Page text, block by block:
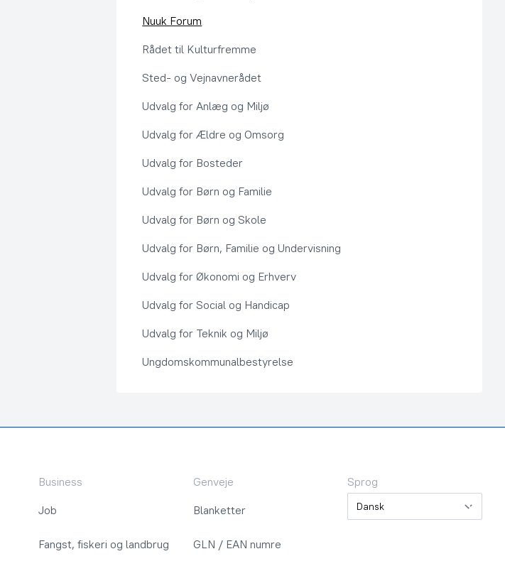
Nuuk Forum
Rådet til Kulturfremme
Sted- og Vejnavnerådet
Udvalg for Anlæg og Miljø
Udvalg for Ældre og Omsorg
Udvalg for Bosteder
Udvalg for Børn og Familie
Udvalg for Børn og Skole
Udvalg for Børn, Familie og Undervisning
Udvalg for Økonomi og Erhverv
Udvalg for Social og Handicap
Udvalg for Teknik og Miljø
Ungdomskommunalbestyrelse
Business
Job
Fangst, fiskeri og landbrug
Genveje
Blanketter
GLN / EAN numre
Sprog
Sprog